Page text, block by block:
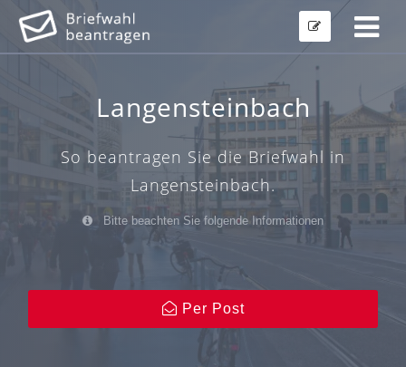
Langensteinbach
So beantragen Sie die Briefwahl in
Langensteinbach.
Bitte beachten Sie folgende Informationen
Per Post